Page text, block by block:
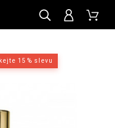
15 % slevu
CZ